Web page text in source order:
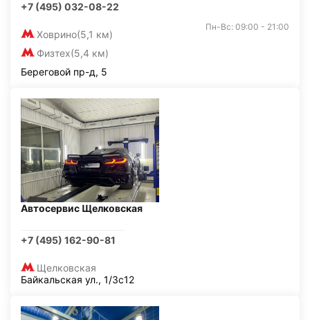
+7 (495) 032-08-22
Ховрино(5,1 км)
Физтех(5,4 км)
Пн-Вс: 09:00 - 21:00
Береговой пр-д, 5
Автосервис Щелковская
+7 (495) 162-90-81
Щелковская
Байкальская ул., 1/3с12